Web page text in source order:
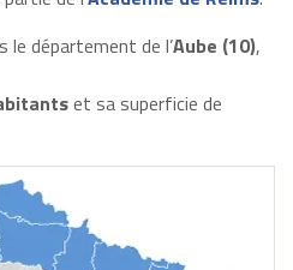
département de l’Aube (10),
et sa superficie de